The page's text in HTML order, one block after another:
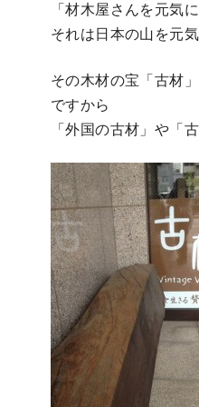
「材木屋さんを元気
それは日本の山を元
その木材の宝「古材
ですから
「外国の古材」や「